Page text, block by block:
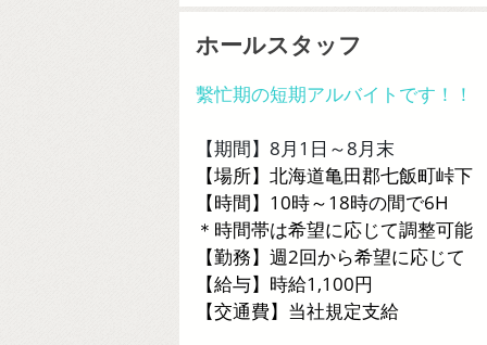
ホールスタッフ
繫忙期の短期アルバイトです！！
【期間】8月1日～8月末
【場所】北海道亀田郡七飯町峠下
【時間】10時～18時の間で6H
＊時間帯は希望に応じて調整可能
【勤務】週2回から希望に応じて
【給与】時給1,100円
【交通費】当社規定支給